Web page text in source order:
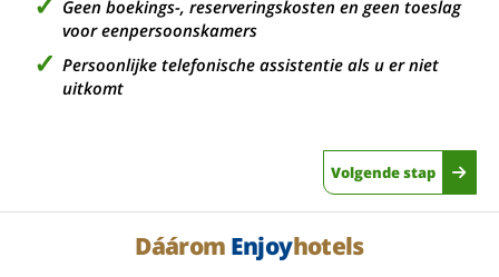
Geen boekings-, reserveringskosten en geen toeslag
voor eenpersoonskamers
Persoonlijke telefonische assistentie als u er niet
uitkomt
Volgende stap
Dáárom Enjoyhotels